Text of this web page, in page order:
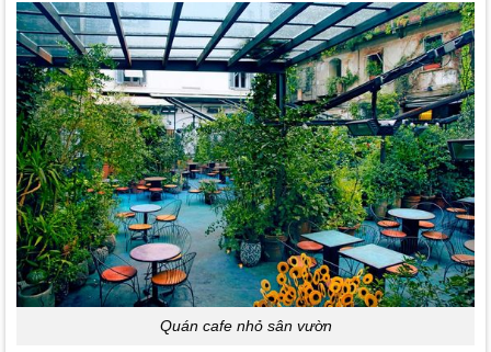
Quán cafe nhỏ sân vườn